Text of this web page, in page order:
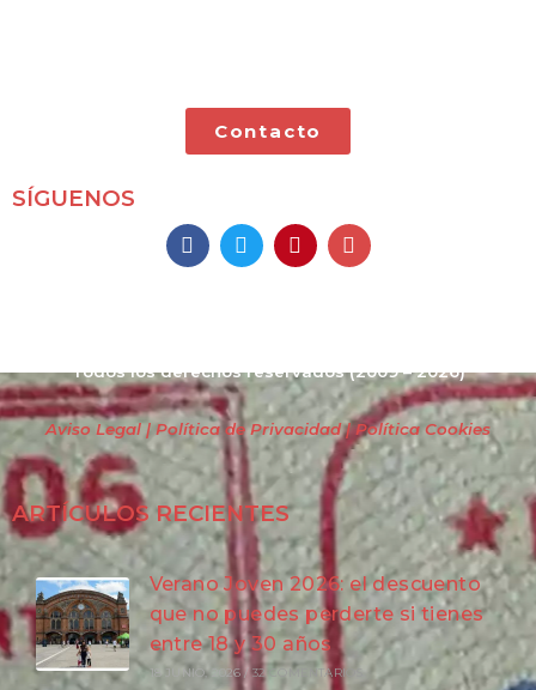
Contacto
SÍGUENOS
Todos los derechos reservados(2009 – 2026)
Aviso Legal | Política de Privacidad | Política Cookies
ARTÍCULOS RECIENTES
Verano Joven 2026: el descuento
que no puedes perderte si tienes
entre 18 y 30 años
18 JUNIO, 2026 / 32 COMENTARIOS